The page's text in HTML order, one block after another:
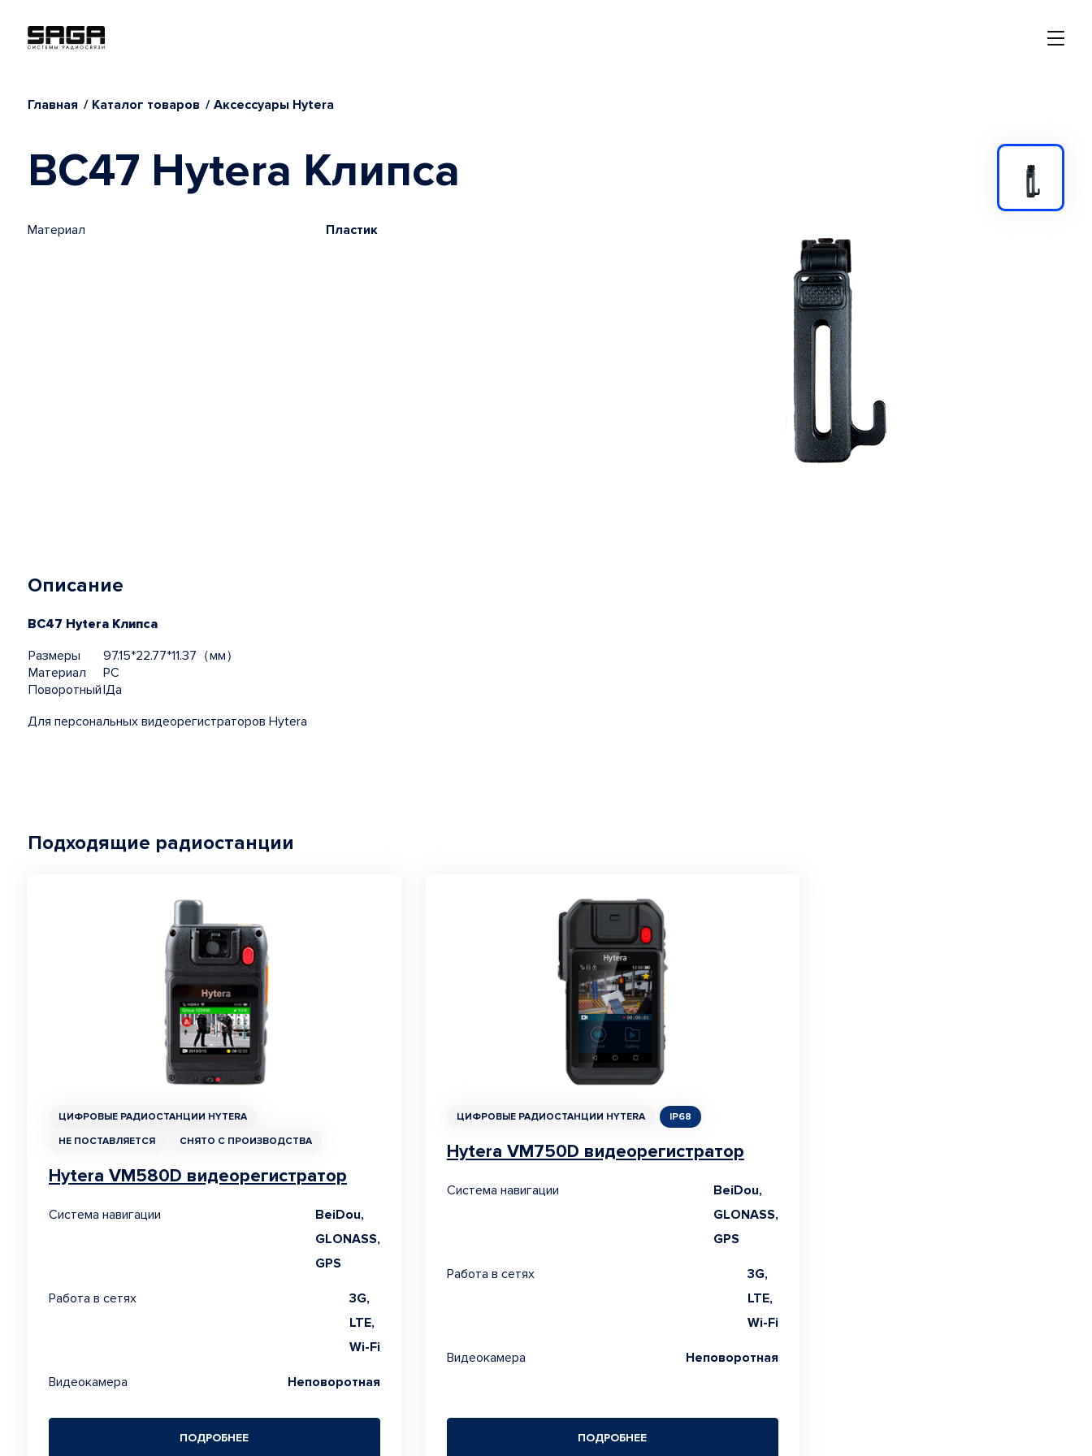
Главная Каталог товаров Аксессуары Hytera
BC47 Hytera Клипса
Материал Пластик
Описание
BC47 Hytera Клипса
Размеры
97.15*22.77*11.37（мм）
Материал
PC
ПоворотныйlДа
Для персональных видеорегистраторов Hytera
Подходящие радиостанции
ЦИФРОВЫЕ РАДИОСТАНЦИИ HYTERA
НЕ ПОСТАВЛЯЕТСЯ
СНЯТО С ПРОИЗВОДСТВА
Hytera VM580D видеорегистратор
Система навигации
BeiDou,
GLONASS,
GPS
Работа в сетях
3G,
LTE,
Wi-Fi
Видеокамера Неповоротная
ПОДРОБНЕЕ
ЦИФРОВЫЕ РАДИОСТАНЦИИ HYTERA IP68
Hytera VM750D видеорегистратор
Система навигации
BeiDou,
GLONASS,
GPS
Работа в сетях
3G,
LTE,
Wi-Fi
Видеокамера Неповоротная
ПОДРОБНЕЕ